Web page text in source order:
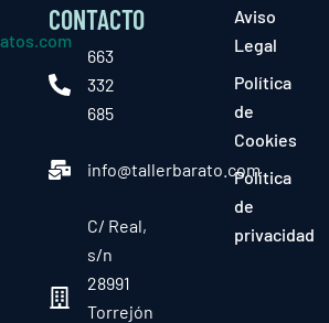
CONTACTO
663
332
685
info@tallerbarato.com
C/ Real,
s/n
28991
Torrejón
Aviso
Legal
Política
de
Cookies
Política
de
privacidad